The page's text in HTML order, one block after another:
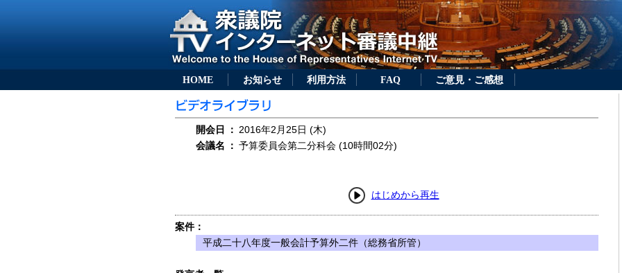
HOME お知らせ 利用方法 FAQ ご意見・ご感想
開会日 ： 2016年2月25日 (木)
会議名
： 予算委員会第二分科会 (10時間02分)
はじめから再生
案件：
平成二十八年度一般会計予算外二件（総務省所管）